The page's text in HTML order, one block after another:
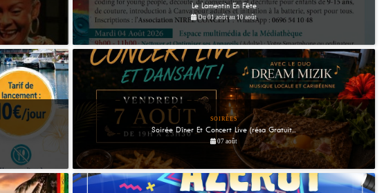
Le Lamentin En Fête
Du 01 août au 10 août
SOIRÉES
Soirée Dîner Et Concert Live (résa Gratuit...
07 août